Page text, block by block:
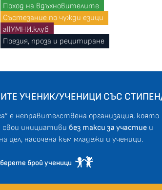
Поход на вдъхновителите
Състезание по чужди езици
allУМНИ.клуб
Поезия, проза и рецитиране
УЧЕНИК/УЧЕНИЦИ СЪС
е неправителствена организация, която
свои инициативи без такси за участиеи
цел, насочена към младежи и ученици.
брой ученици